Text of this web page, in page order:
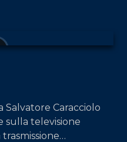
Salvatore Caracciolo
sulla televisione